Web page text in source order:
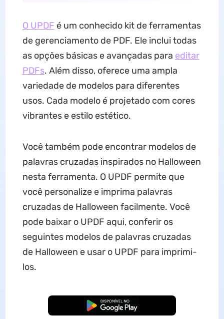
O UPDF é um conhecido kit de ferramentas
de gerenciamento de PDF. Ele inclui todas
as opções básicas e avançadas para editar
PDFs. Além disso, oferece uma ampla
variedade de modelos para diferentes
usos. Cada modelo é projetado com cores
vibrantes e estilo estético.
Você também pode encontrar modelos de
palavras cruzadas inspirados no Halloween
nesta ferramenta. O UPDF permite que
você personalize e imprima palavras
cruzadas de Halloween facilmente. Você
pode baixar o UPDF aqui, conferir os
seguintes modelos de palavras cruzadas
de Halloween e usar o UPDF para imprimi-
los.
Baixar Grátis